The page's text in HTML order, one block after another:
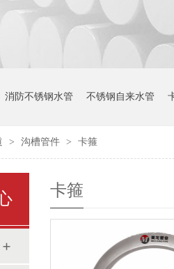
消防不锈钢水管 不锈钢自来水管
> 沟槽管件 > 卡箍
卡箍